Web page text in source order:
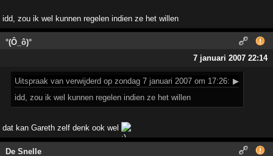
idd, zou ik wel kunnen regelen indien ze het willen
°(Ô_ô)°
7 januari 2007 22:14
Uitspraak van verwijderd op zondag 7 januari 2007 om 17:26: ▶
idd, zou ik wel kunnen regelen indien ze het willen
dat kan Gareth zelf denk ook wel
De Snelle